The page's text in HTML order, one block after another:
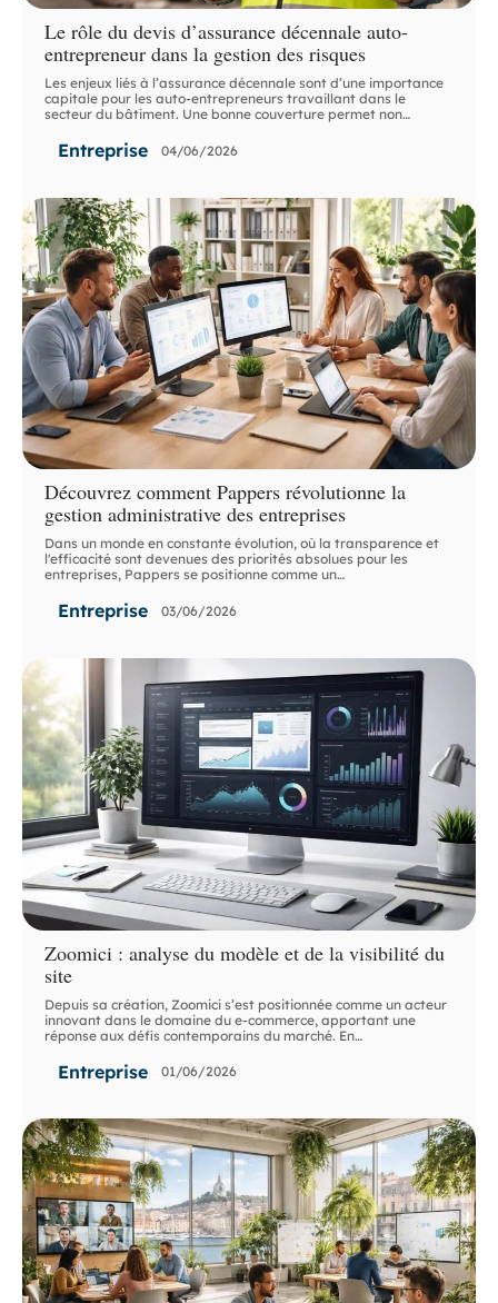
Le rôle du devis d’assurance décennale auto-
entrepreneur dans la gestion des risques
Les enjeux liés à l’assurance décennale sont d’une importance
capitale pour les auto-entrepreneurs travaillant dans le
secteur du bâtiment. Une bonne couverture permet non…
Entreprise 04/06/2026
Découvrez comment Pappers révolutionne la
gestion administrative des entreprises
Dans un monde en constante évolution, où la transparence et
l'efficacité sont devenues des priorités absolues pour les
entreprises, Pappers se positionne comme un…
Entreprise 03/06/2026
Zoomici : analyse du modèle et de la visibilité du
site
Depuis sa création, Zoomici s’est positionnée comme un acteur
innovant dans le domaine du e-commerce, apportant une
réponse aux défis contemporains du marché. En…
Entreprise 01/06/2026